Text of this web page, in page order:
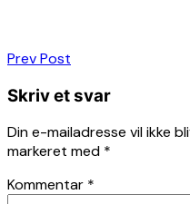
Prev Post
Skriv et svar
Din e-mailadresse vil ikke
markeret med *
Kommentar *